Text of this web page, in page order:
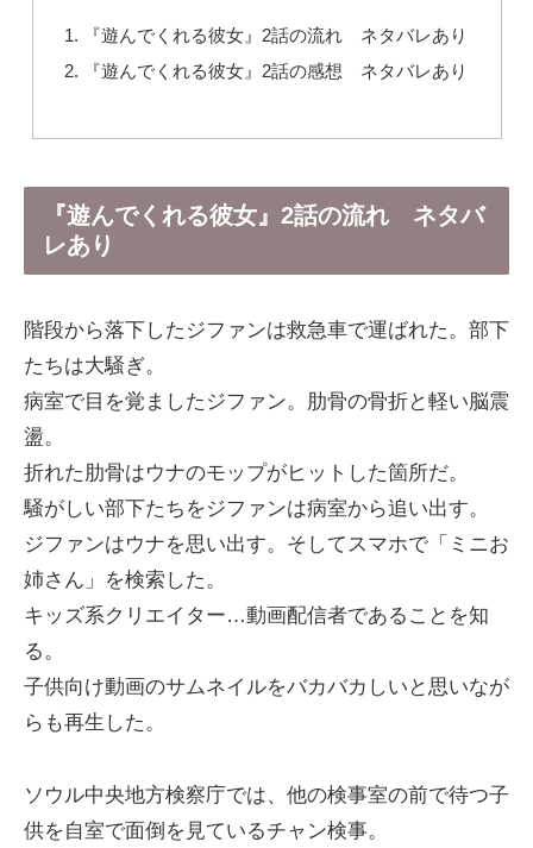
『遊んでくれる彼女』2話の流れ ネタバレあり
『遊んでくれる彼女』2話の感想 ネタバレあり
『遊んでくれる彼女』2話の流れ ネタバ
レあり
階段から落下したジファンは救急車で運ばれた。部下
たちは大騒ぎ。
病室で目を覚ましたジファン。肋骨の骨折と軽い脳震
盪。
折れた肋骨はウナのモップがヒットした箇所だ。
騒がしい部下たちをジファンは病室から追い出す。
ジファンはウナを思い出す。そしてスマホで「ミニお
姉さん」を検索した。
キッズ系クリエイター…動画配信者であることを知
る。
子供向け動画のサムネイルをバカバカしいと思いなが
らも再生した。
ソウル中央地方検察庁では、他の検事室の前で待つ子
供を自室で面倒を見ているチャン検事。